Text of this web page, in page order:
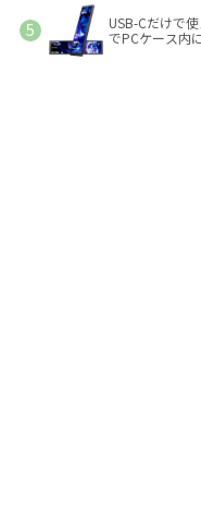
USB-Cだけで
でPCケース内